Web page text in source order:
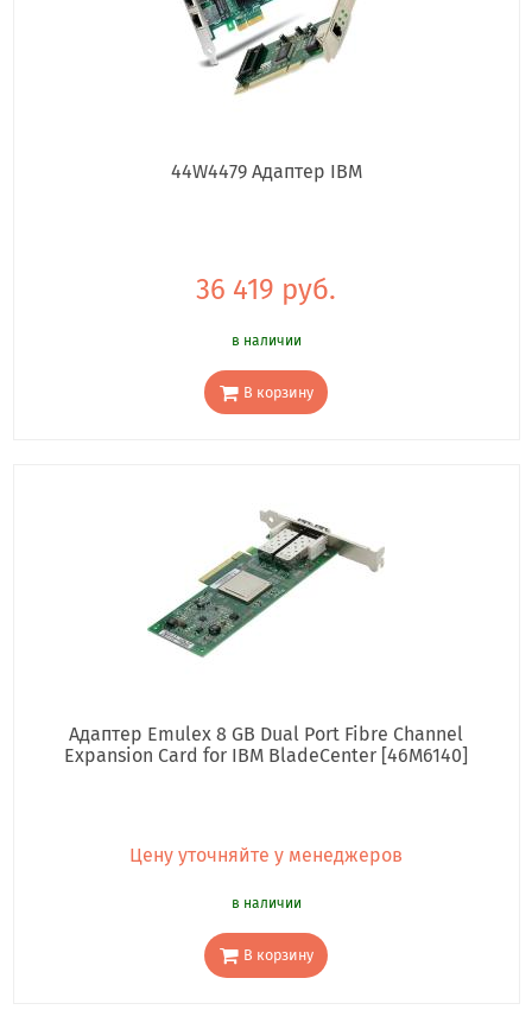
44W4479 Адаптер IBM
36 419 руб.
в наличии
В корзину
Адаптер Emulex 8 GB Dual Port Fibre Channel
Expansion Card for IBM BladeCenter [46M6140]
Цену уточняйте у менеджеров
в наличии
В корзину